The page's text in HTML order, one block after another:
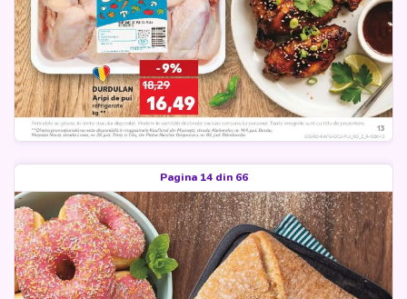
Pagina 14 din 66